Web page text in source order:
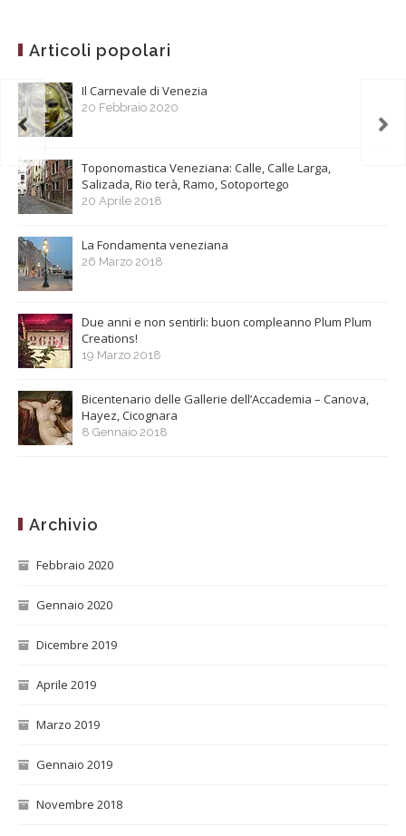
Articoli popolari
Il Carnevale di Venezia
20 Febbraio 2020
Toponomastica Veneziana: Calle, Calle Larga,
Salizada, Rio terà, Ramo, Sotoportego
20 Aprile 2018
La Fondamenta veneziana
26 Marzo 2018
Due anni e non sentirli: buon compleanno Plum Plum
Creations!
19 Marzo 2018
Bicentenario delle Gallerie dell’Accademia – Canova,
Hayez, Cicognara
8 Gennaio 2018
Archivio
Febbraio 2020
Gennaio 2020
Dicembre 2019
Aprile 2019
Marzo 2019
Gennaio 2019
Novembre 2018